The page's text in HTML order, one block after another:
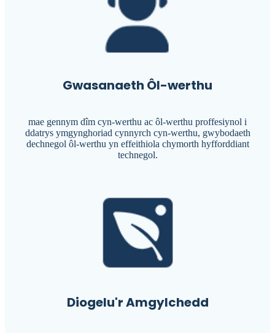
Gwasanaeth Ôl-werthu
mae gennym dîm cyn-werthu ac ôl-werthu proffesiynol i
ddatrys ymgynghoriad cynnyrch cyn-werthu, gwybodaeth
dechnegol ôl-werthu yn effeithiola chymorth hyfforddiant
technegol.
Diogelu'r Amgylchedd